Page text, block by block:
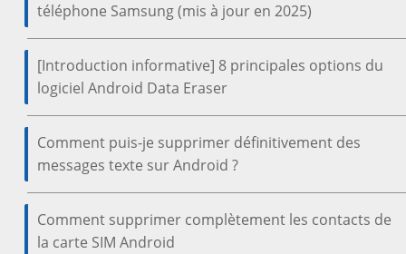
téléphone Samsung (mis à jour en 2025)
[Introduction informative] 8 principales options du
logiciel Android Data Eraser
Comment puis-je supprimer définitivement des
messages texte sur Android ?
Comment supprimer complètement les contacts de
la carte SIM Android